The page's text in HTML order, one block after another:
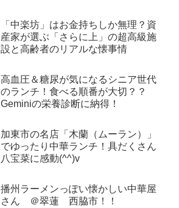
「中楽坊」はお金持ちしか無理？資
産家が選ぶ「さらに上」の超高級施
設と高齢者のリアルな懐事情
高血圧＆糖尿が気になるシニア世代
のランチ！食べる順番が大切？？
Geminiの栄養診断に納得！
加東市の名店「木蘭（ムーラン）」
でゆったり中華ランチ！具だくさん
八宝菜に感動(^^)v
播州ラーメンっぽい懐かしい中華屋
さん ＠翠蓮 西脇市！！